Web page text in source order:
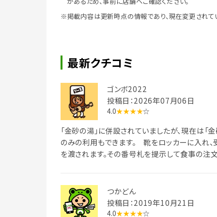
※掲載内容は更新時点の情報であり、現在変更されて
最新クチコミ
ゴンボ2022
投稿日：2026年07月06日
4.0★★★★☆
「金砂の湯」に併設されていましたが、現在は「
のみの利用もできます。 靴をロッカーに入れ
を渡されます。その番号札を提示して食事の注
らにそばの実がトッピングされたそば茶ソフトが
やオクラ、モロヘイヤの入った冷たいそばと、な
ばです。ミニ天丼はエビと季節の野菜2種類がの
が終わった後に提供されます。いろいろ楽しめて
つかどん
投稿日：2019年10月21日
4.0★★★★☆